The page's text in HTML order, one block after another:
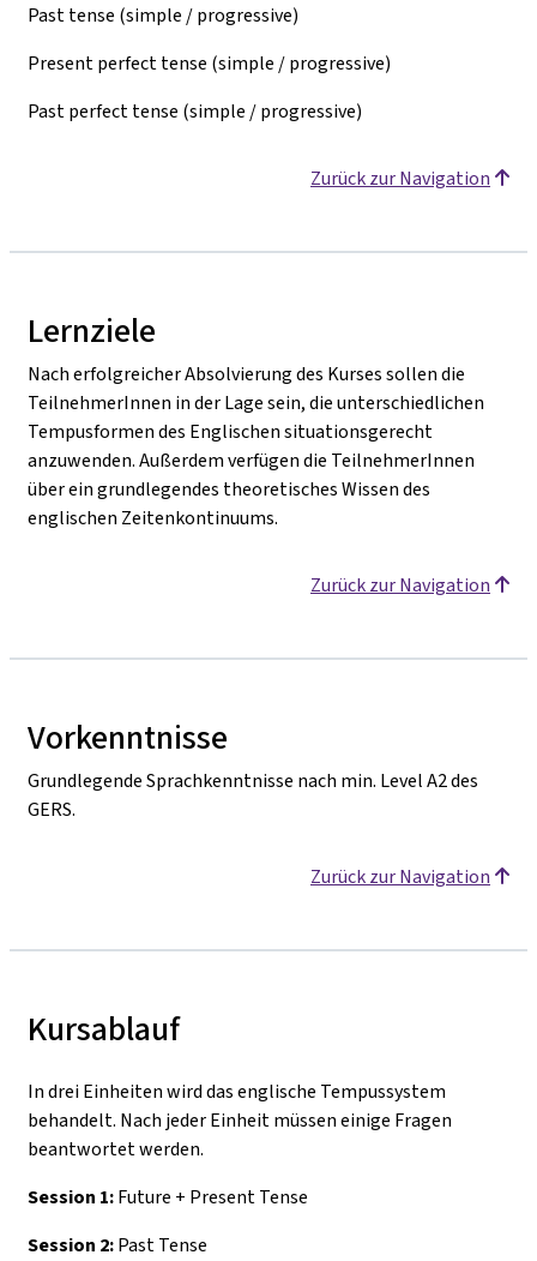
Past tense (simple / progressive)
Present perfect tense (simple / progressive)
Past perfect tense (simple / progressive)
Zurück zur Navigation
Lernziele
Nach erfolgreicher Absolvierung des Kurses sollen die
TeilnehmerInnen in der Lage sein, die unterschiedlichen
Tempusformen des Englischen situationsgerecht
anzuwenden. Außerdem verfügen die TeilnehmerInnen
über ein grundlegendes theoretisches Wissen des
englischen Zeitenkontinuums.
Zurück zur Navigation
Vorkenntnisse
Grundlegende Sprachkenntnisse nach min. Level A2 des
GERS.
Zurück zur Navigation
Kursablauf
In drei Einheiten wird das englische Tempussystem
behandelt. Nach jeder Einheit müssen einige Fragen
beantwortet werden.
Session 1:Future + Present Tense
Session 2:Past Tense